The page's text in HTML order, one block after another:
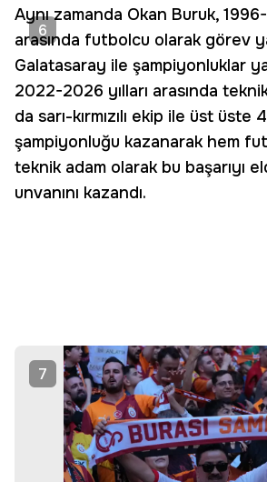
6
Aynı zamanda Okan Buruk,
arasında futbolcu olarak görev
Galatasaray ile şampiyonluklar
2022-2026 yılları arasında
da sarı-kırmızılı ekip ile üst üste
şampiyonluğu kazanarak hem
teknik adam olarak bu başarıyı
unvanını kazandı.
7